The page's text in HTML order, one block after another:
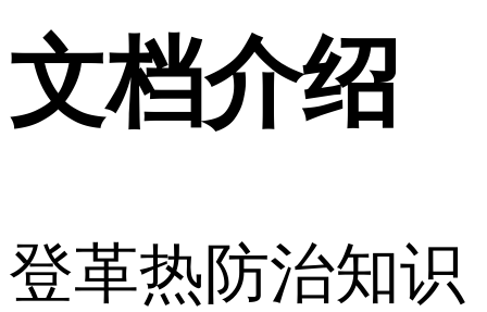
文档介绍
登革热防治知识